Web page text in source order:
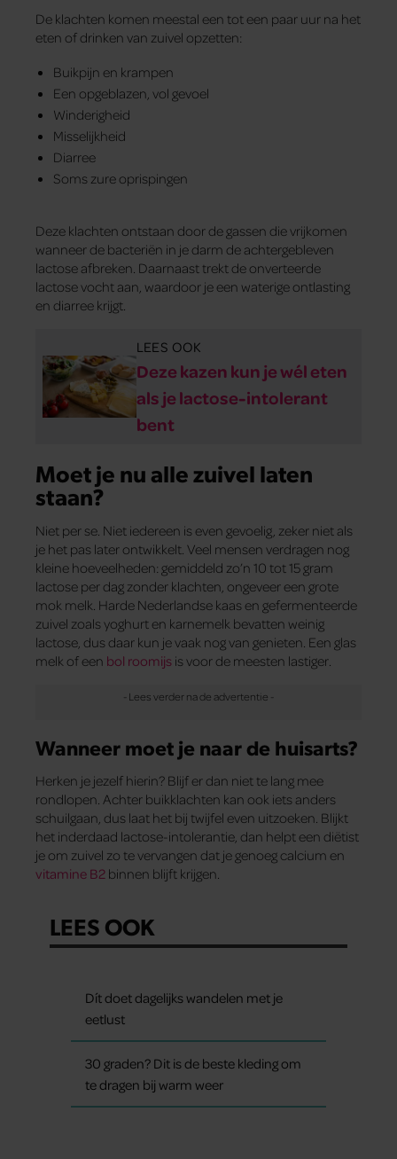
De klachten komen meestal een tot een paar uur na het
eten of drinken van zuivel opzetten:
Buikpijn en krampen
Een opgeblazen, vol gevoel
Winderigheid
Misselijkheid
Diarree
Soms zure oprispingen
Deze klachten ontstaan door de gassen die vrijkomen
wanneer de bacteriën in je darm de achtergebleven
lactose afbreken. Daarnaast trekt de onverteerde
lactose vocht aan, waardoor je een waterige ontlasting
en diarree krijgt.
LEES OOK
Deze kazen kun je wél eten
als je lactose-intolerant
bent
Moet je nu alle zuivel laten
staan?
Niet per se. Niet iedereen is even gevoelig, zeker niet als
je het pas later ontwikkelt. Veel mensen verdragen nog
kleine hoeveelheden: gemiddeld zo’n 10 tot 15 gram
lactose per dag zonder klachten, ongeveer een grote
mok melk. Harde Nederlandse kaas en gefermenteerde
zuivel zoals yoghurt en karnemelk bevatten weinig
lactose, dus daar kun je vaak nog van genieten. Een glas
melk of een bol roomijs is voor de meesten lastiger.
Wanneer moet je naar de huisarts?
Herken je jezelf hierin? Blijf er dan niet te lang mee
rondlopen. Achter buikklachten kan ook iets anders
schuilgaan, dus laat het bij twijfel even uitzoeken. Blijkt
het inderdaad lactose-intolerantie, dan helpt een diëtist
je om zuivel zo te vervangen dat je genoeg calcium en
vitamine B2 binnen blijft krijgen.
LEES OOK
Dít doet dagelijks wandelen met je
eetlust
30 graden? Dit is de beste kleding om
te dragen bij warm weer